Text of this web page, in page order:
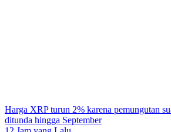
Harga XRP turun 2% karena pemungutan
ditunda hingga September